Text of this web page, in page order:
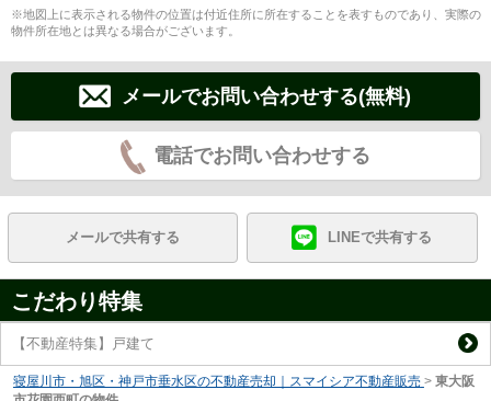
※地図上に表示される物件の位置は付近住所に所在することを表すものであり、実際の
物件所在地とは異なる場合がございます。
メールでお問い合わせする(無料)
電話でお問い合わせする
メールで共有する LINEで共有する
こだわり特集
【不動産特集】戸建て
寝屋川市・旭区・神戸市垂水区の不動産売却｜スマイシア不動産販売 > 東大阪